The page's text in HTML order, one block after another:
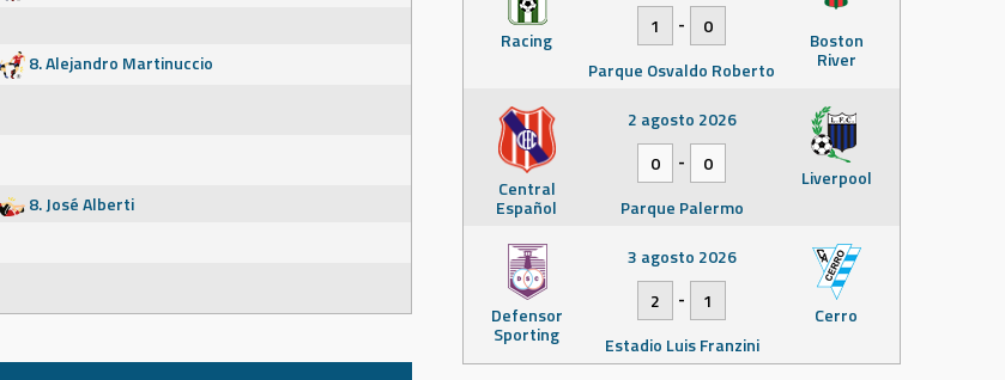
8. Alejandro Martinuccio
8. José Alberti
Racing Boston
River
1
-
0
Parque Osvaldo Roberto
Central
Español
Liverpool
2 agosto 2026
0
-
0
Parque Palermo
Defensor
Sporting
Cerro
3 agosto 2026
2
-
1
Estadio Luis Franzini